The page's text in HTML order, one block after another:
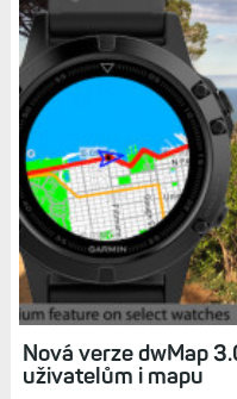
Jak funguje navigace
zobrazení mapy.
všech ostatních